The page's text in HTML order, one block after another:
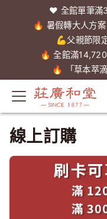
❤️ 全館單筆滿
🔥 暑假轉大人方
💪父親節限
🔥 全館滿
🔥 「草本萃
線上訂購